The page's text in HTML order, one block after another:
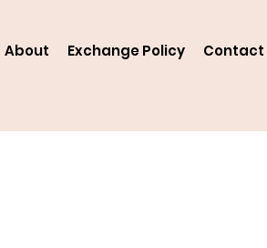
About Exchange Policy Contact